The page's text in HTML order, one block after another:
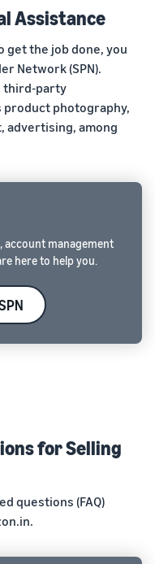
Assistance
get the job done, you
Network (SPN).
third-party
photography,
advertising, among
management
here to help you.
for Selling
questions (FAQ)